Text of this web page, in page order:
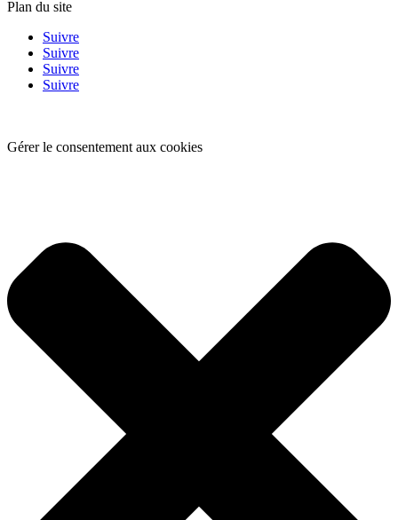
Plan du site
Suivre
Suivre
Suivre
Suivre
Gérer le consentement aux cookies